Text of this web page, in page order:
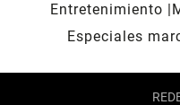
Entretenimiento
Especiales